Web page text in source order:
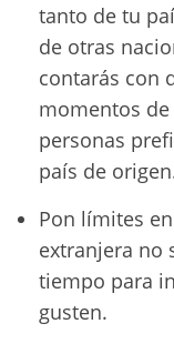
tanto de tu
de otras
contarás con
momentos de
personas
país de
Pon límites
extranjera no
tiempo para
gusten.